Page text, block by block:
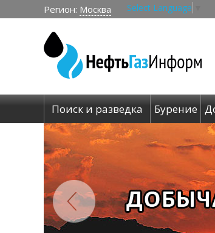
Регион: Москва Select Language
Поиск и разведка Бурение